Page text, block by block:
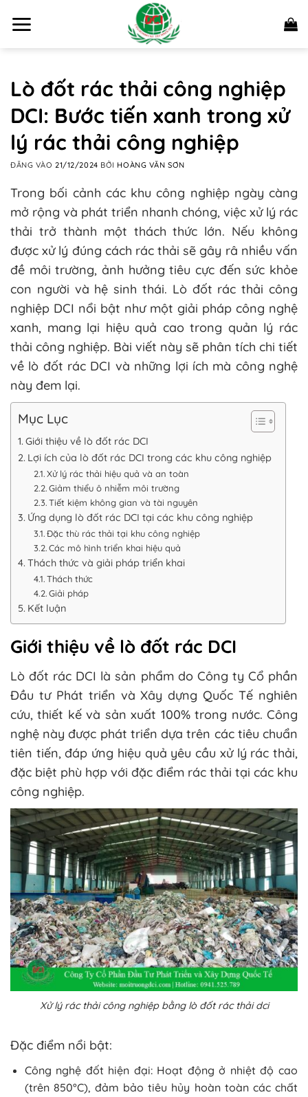
qua
Lò đốt rác thải công nghiệp
DCI: Bước tiến xanh trong xử
lý rác thải công nghiệp
ĐĂNG VÀO21/12/2024 BỞI HOÀNG VĂN SƠN
Trong bối cảnh các khu công nghiệp ngày càng
mở rộng và phát triển nhanh chóng, việc xử lý rác
thải trở thành một thách thức lớn. Nếu không
được xử lý đúng cách rác thải sẽ gây râ nhiều vấn
đề môi trường, ảnh hưởng tiêu cực đến sức khỏe
con người và hệ sinh thái. Lò đốt rác thải công
nghiệp DCI nổi bật như một giải pháp công nghệ
xanh, mang lại hiệu quả cao trong quản lý rác
thải công nghiệp. Bài viết này sẽ phân tích chi tiết
về lò đốt rác DCI và những lợi ích mà công nghệ
này đem lại.
Mục Lục
Giới thiệu về lò đốt rác DCI
Lợi ích của lò đốt rác DCI trong các khu công nghiệp
Xử lý rác thải hiệu quả và an toàn
Giảm thiểu ô nhiễm môi trường
Tiết kiệm không gian và tài nguyên
Ứng dụng lò đốt rác DCI tại các khu công nghiệp
Đặc thù rác thải tại khu công nghiệp
Các mô hình triển khai hiệu quả
Thách thức và giải pháp triển khai
Thách thức
Giải pháp
Kết luận
Giới thiệu về lò đốt rác DCI
Lò đốt rác DCI là sản phẩm do Công ty Cổ phần
Đầu tư Phát triển và Xây dựng Quốc Tế nghiên
cứu, thiết kế và sản xuất 100% trong nước. Công
nghệ này được phát triển dựa trên các tiêu chuẩn
tiên tiến, đáp ứng hiệu quả yêu cầu xử lý rác thải,
đặc biệt phù hợp với đặc điểm rác thải tại các khu
công nghiệp.
Xử lý rác thải công nghiệp bằng lò đốt rác thải dci
Đặc điểm nổi bật:
Công nghệ đốt hiện đại: Hoạt động ở nhiệt độ cao
(trên 850°C), đảm bảo tiêu hủy hoàn toàn các chất